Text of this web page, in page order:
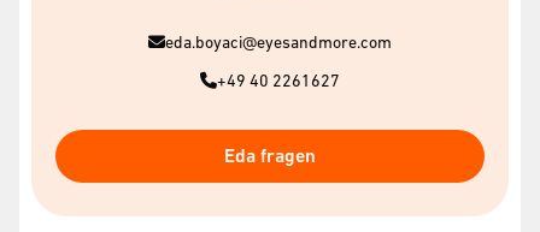
eda.boyaci@eyesandmore.com
+49 40 2261627
Eda fragen